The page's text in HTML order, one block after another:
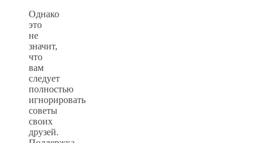
Однако
это
не
значит,
что
вам
следует
полностью
игнорировать
советы
своих
друзей.